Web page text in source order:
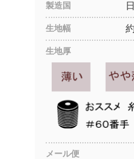
製造国
生地幅
生地厚
メール便